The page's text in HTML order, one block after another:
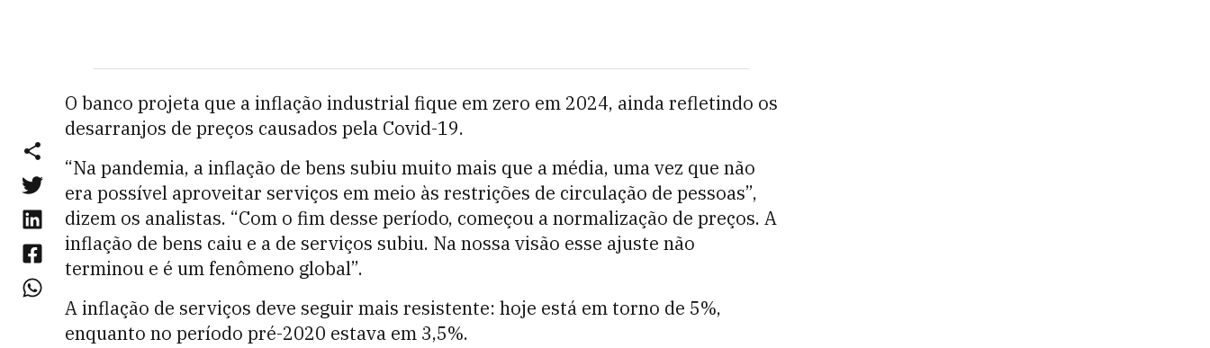
O banco projeta que a inflação industrial fique em zero em 2024, ainda refletindo os
desarranjos de preços causados pela Covid-19.
“Na pandemia, a inflação de bens subiu muito mais que a média, uma vez que não
era possível aproveitar serviços em meio às restrições de circulação de pessoas”,
dizem os analistas. “Com o fim desse período, começou a normalização de preços. A
inflação de bens caiu e a de serviços subiu. Na nossa visão esse ajuste não
terminou e é um fenômeno global”.
A inflação de serviços deve seguir mais resistente: hoje está em torno de 5%,
enquanto no período pré-2020 estava em 3,5%.